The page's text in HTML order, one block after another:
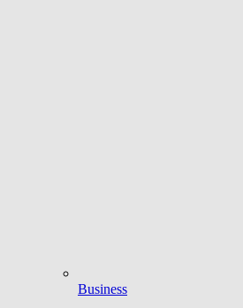
Business